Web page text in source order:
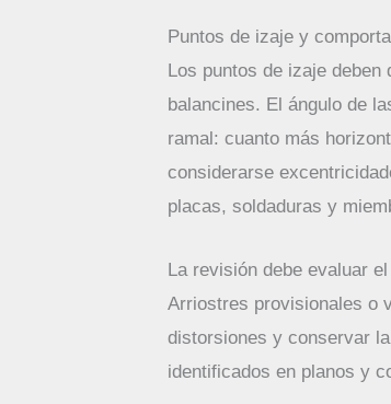
Puntos de izaje y
Los puntos de izaje
balancines. El ángulo de
ramal: cuanto más
considerarse
placas, soldaduras y
La revisión debe evaluar
Arriostres provisionales o
distorsiones y conservar
identificados en planos y